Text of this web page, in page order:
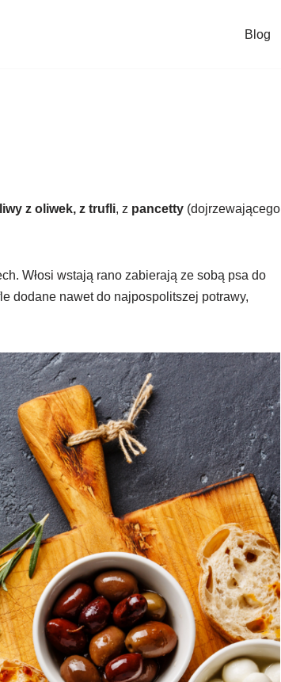
Blog
z oliwek, z trufli, z pancetty(dojrzewającego
Włosi wstają rano zabierają ze sobą psa do
dodane nawet do najpospolitszej potrawy,